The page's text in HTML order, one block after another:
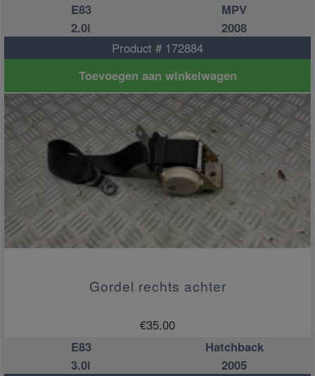
E83
MPV
2.0i
2008
Product # 172884
Toevoegen aan winkelwagen
Gordel rechts achter
€35.00
E83
Hatchback
3.0i
2005